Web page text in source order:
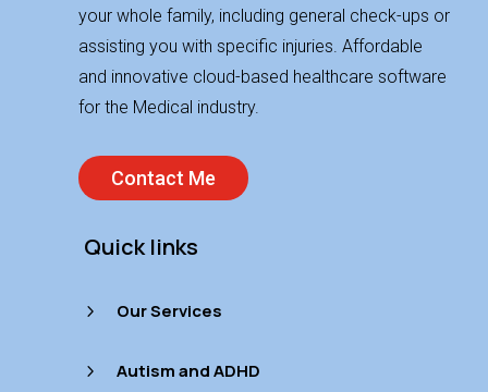
your whole family, including general check-ups or
assisting you with specific injuries. Affordable
and innovative cloud-based healthcare software
for the Medical industry.
Contact Me
Quick links
5 Our Services
5 Autism and ADHD